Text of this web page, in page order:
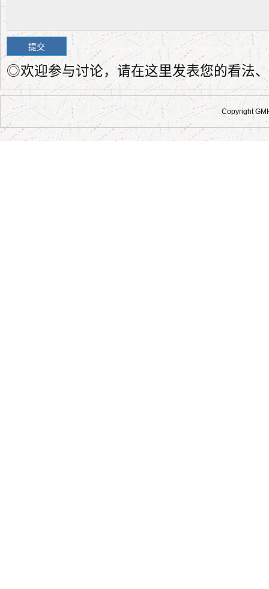
◎欢迎参与讨论，请在这里发表您的看法
Copyright